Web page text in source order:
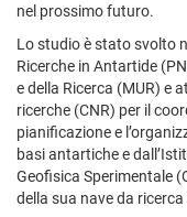
nel prossimo futuro.
Lo studio è stato svolto
Ricerche in Antartide
e della Ricerca (MUR) e
ricerche (CNR) per il
pianificazione e
basi antartiche e
Geofisica Sperimentale
della sua nave da